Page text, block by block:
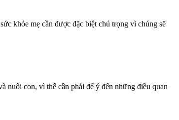
khỏe mẹ cần được đặc biệt chú trọng vì chúng sẽ
nuôi con, vì thế cần phải để ý đến những điều quan